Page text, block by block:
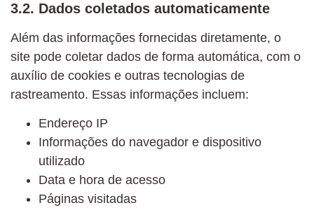
3.2. Dados coletados automaticamente
Além das informações fornecidas diretamente, o
site pode coletar dados de forma automática, com o
auxílio de cookies e outras tecnologias de
rastreamento. Essas informações incluem:
Endereço IP
Informações do navegador e dispositivo
utilizado
Data e hora de acesso
Páginas visitadas